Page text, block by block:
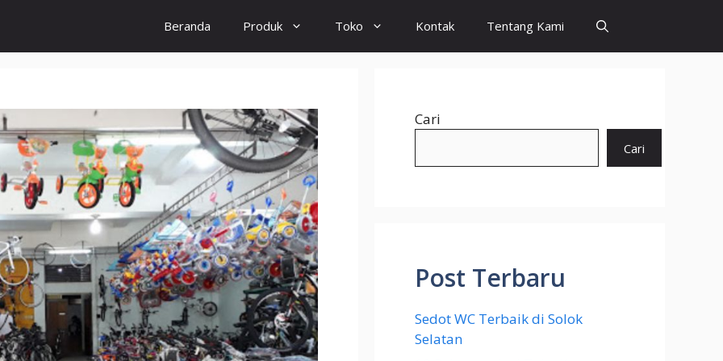
Beranda Produk Toko Kontak Tentang Kami
Cari
Cari
Post Terbaru
Sedot WC Terbaik di Solok
Selatan